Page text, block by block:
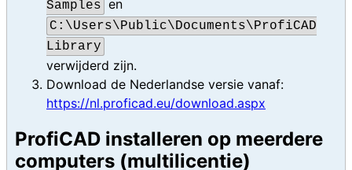
Samples en
C:\Users\Public\Documents\ProfiCAD
Library
verwijderd zijn.
Download de Nederlandse versie vanaf:
https://nl.proficad.eu/download.aspx
ProfiCAD installeren op meerdere
computers (multilicentie)